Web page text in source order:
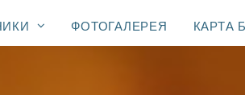
ФОТОГАЛЕРЕЯ КАРТА